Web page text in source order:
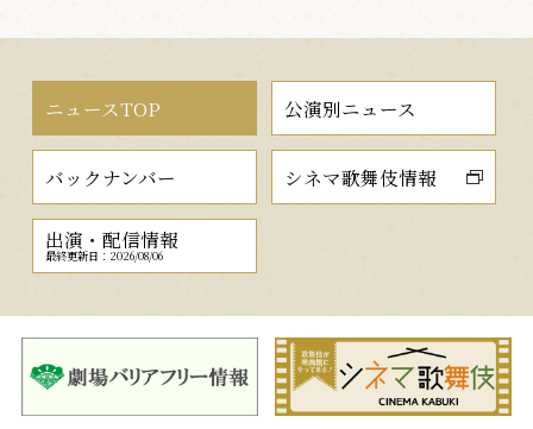
ニュースTOP 公演別ニュース
バックナンバー シネマ歌舞伎情報
出演・配信情報
最終更新日：2026/08/06